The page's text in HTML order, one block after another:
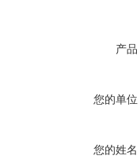
产品
您的单位
您的姓名